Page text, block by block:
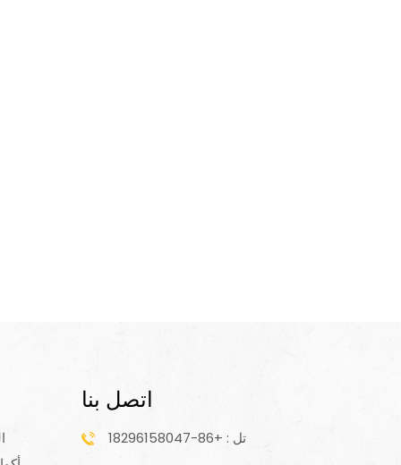
اتصل بنا
تل : +86-18296158047